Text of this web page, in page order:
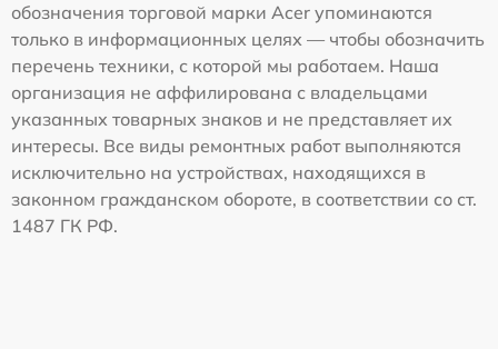
обозначения торговой марки Acer упоминаются
только в информационных целях — чтобы обозначить
перечень техники, с которой мы работаем. Наша
организация не аффилирована с владельцами
указанных товарных знаков и не представляет их
интересы. Все виды ремонтных работ выполняются
исключительно на устройствах, находящихся в
законном гражданском обороте, в соответствии со ст.
1487 ГК РФ.